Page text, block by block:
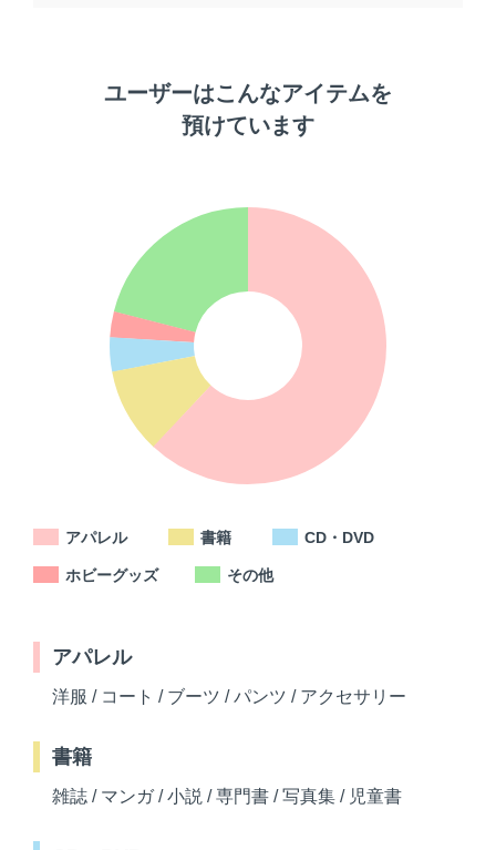
ユーザーはこんなアイテムを
預けています
アパレル 書籍 CD・DVD
ホビーグッズ その他
アパレル
洋服 / コート / ブーツ / パンツ / アクセサリー
書籍
雑誌 / マンガ / 小説 / 専門書 / 写真集 / 児童書